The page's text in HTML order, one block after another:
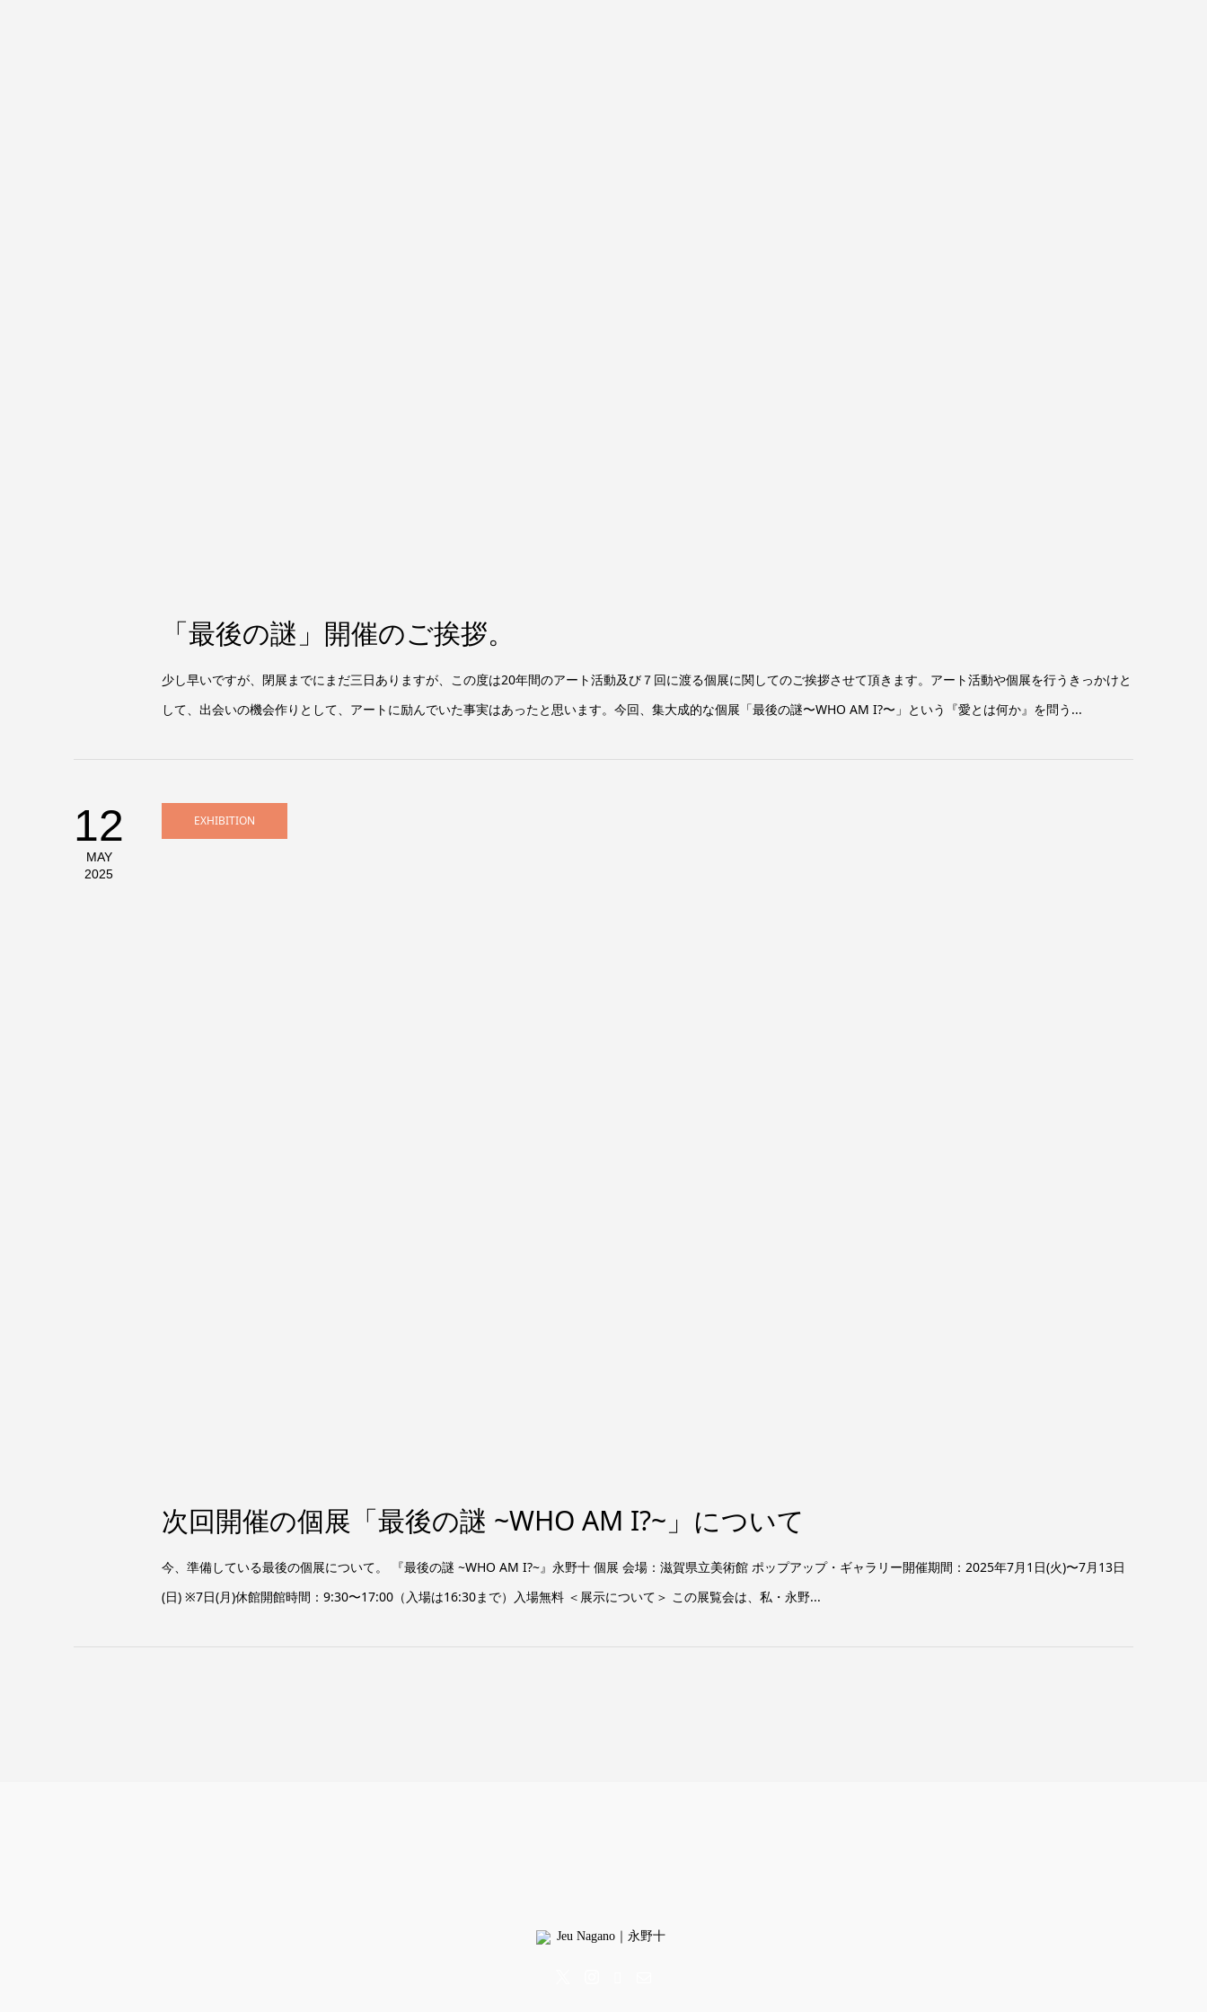
「最後の謎」開催のご挨拶。
少し早いですが、閉展までにまだ三日ありますが、この度は20年間のアート活動及び７回に渡る個展に関してのご挨拶させて頂きます。アート活動や個展を行うきっかけと
して、出会いの機会作りとして、アートに励んでいた事実はあったと思います。今回、集大成的な個展「最後の謎〜WHO AM I?〜」という『愛とは何か』を問う...
12
MAY
2025
EXHIBITION
次回開催の個展「最後の謎 ~WHO AM I?~」について
今、準備している最後の個展について。 『最後の謎 ~WHO AM I?~』永野十 個展 会場：滋賀県立美術館 ポップアップ・ギャラリー開催期間：2025年7月1日(火)〜7月13日
(日) ※7日(月)休館開館時間：9:30〜17:00（入場は16:30まで）入場無料 ＜展示について＞ この展覧会は、私・永野...